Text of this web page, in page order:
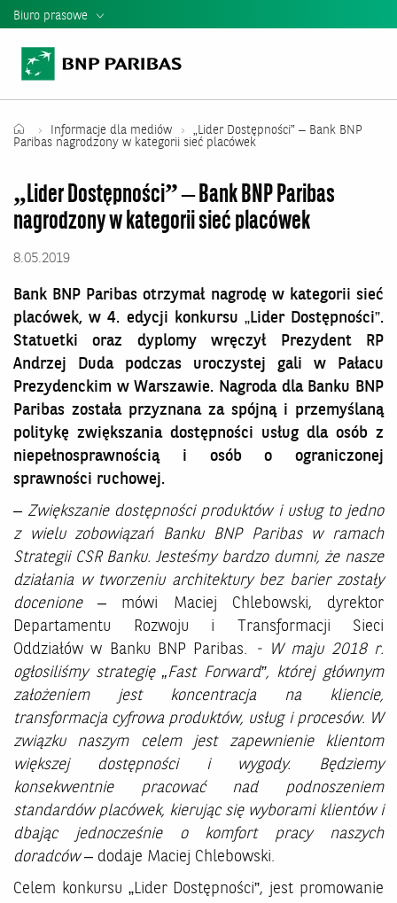
Biuro prasowe
Informacje Prasowe
Teczka Prasowa
Władze banku
Informacje dla mediów
„Lider Dostępności” – Bank BNP
Paribas nagrodzony w kategorii sieć placówek
„Lider Dostępności” – Bank BNP Paribas
nagrodzony w kategorii sieć placówek
8.05.2019
Bank BNP Paribas otrzymał nagrodę w kategorii sieć
placówek, w 4. edycji konkursu „Lider Dostępności”.
Statuetki oraz dyplomy wręczył Prezydent RP
Andrzej Duda podczas uroczystej gali w Pałacu
Prezydenckim w Warszawie. Nagroda dla Banku BNP
Paribas została przyznana za spójną i przemyślaną
politykę zwiększania dostępności usług dla osób z
niepełnosprawnością i osób o ograniczonej
sprawności ruchowej.
– Zwiększanie dostępności produktów i usług to jedno
z wielu zobowiązań Banku BNP Paribas w ramach
Strategii CSR Banku. Jesteśmy bardzo dumni, że nasze
działania w tworzeniu architektury bez barier zostały
docenione– mówi Maciej Chlebowski, dyrektor
Departamentu Rozwoju i Transformacji Sieci
Oddziałów w Banku BNP Paribas. - W maju 2018 r.
ogłosiliśmy strategię „Fast Forward”, której głównym
założeniem jest koncentracja na kliencie,
transformacja cyfrowa produktów, usług i procesów. W
związku naszym celem jest zapewnienie klientom
większej dostępności i wygody. Będziemy
konsekwentnie pracować nad podnoszeniem
standardów placówek, kierując się wyborami klientów i
dbając jednocześnie o komfort pracy naszych
doradców– dodaje Maciej Chlebowski.
Celem konkursu „Lider Dostępności”, jest promowanie